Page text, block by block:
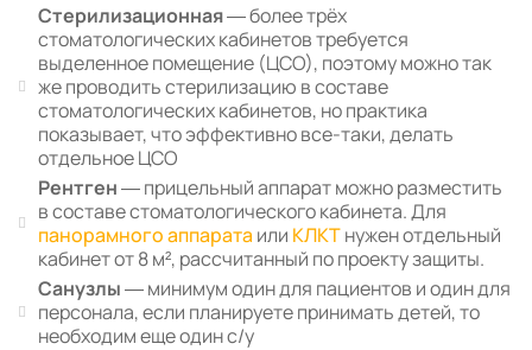
Стерилизационная— более трёх
стоматологических кабинетов требуется
выделенное помещение (ЦСО), поэтому можно так
же проводить стерилизацию в составе
стоматологических кабинетов, но практика
показывает, что эффективно все-таки, делать
отдельное ЦСО
Рентген— прицельный аппарат можно разместить
в составе стоматологического кабинета. Для
панорамного аппарата или КЛКТнужен отдельный
кабинет от 8 м², рассчитанный по проекту защиты.
Санузлы— минимум один для пациентов и один для
персонала, если планируете принимать детей, то
необходим еще один с/у